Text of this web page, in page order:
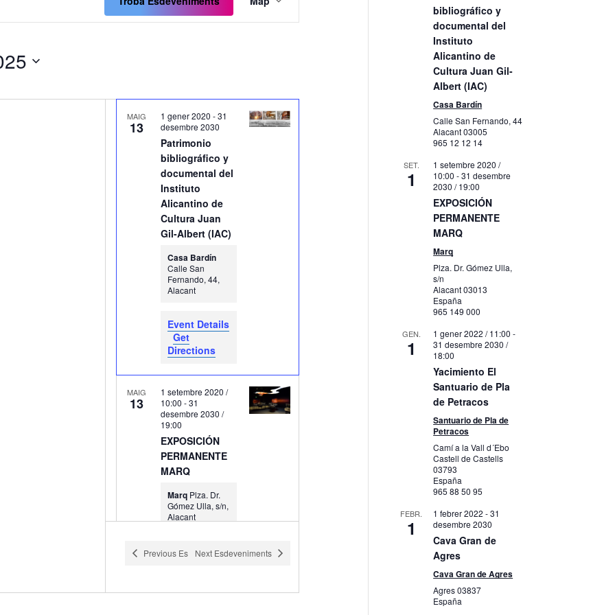
MAIG
13
Patrimonio
bibliográfico y
documental del
Instituto
Alicantino de
Cultura Juan
Gil-Albert (IAC)
1 gener 2020 -31
desembre 2030
Casa Bardín
Calle San
Fernando, 44,
Alacant
Event Details
Get
Directions
MAIG
13
EXPOSICIÓN
PERMANENTE
MARQ
1 setembre 2020 /
10:00 -31
desembre 2030 /
19:00
Marq Plza. Dr.
Gómez Ulla, s/n,
Alacant
MAIG
1 gener 2022 /
18:00
Previous Esdeveniments
Next Esdeveniments
bibliográfico y
documental del
Instituto
Alicantino de
Cultura Juan Gil-
Albert (IAC)
Casa Bardín
Calle San Fernando, 44
Alacant03005
965 12 12 14
SET.
1
1 setembre 2020 /
10:00 -31 desembre
2030 / 19:00
EXPOSICIÓN
PERMANENTE
MARQ
Marq
Plza. Dr. Gómez Ulla,
s/n
Alacant03013
España
965 149 000
GEN.
1
1 gener 2022 / 11:00 -
31 desembre 2030 /
18:00
Yacimiento El
Santuario de Pla
de Petracos
Santuario de Pla de
Petracos
Camí a la Vall d´Ebo
Castell de Castells
03793
España
965 88 50 95
FEBR.
1
1 febrer 2022 -31
desembre 2030
Cava Gran de
Agres
Cava Gran de Agres
Agres03837
España